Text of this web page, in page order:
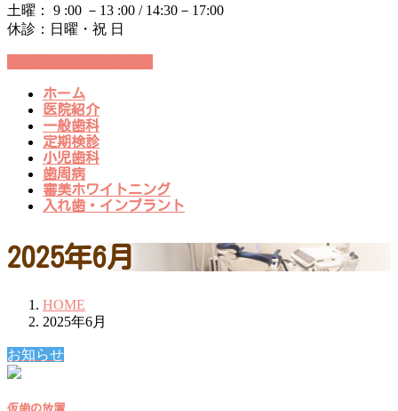
土曜： 9 :00 －13 :00 / 14:30－17:00
休診：日曜・祝 日
ホーム
医院紹介
一般歯科
定期検診
小児歯科
歯周病
審美ホワイトニング
入れ歯・インプラント
2025年6月
HOME
2025年6月
お知らせ
仮歯の放置